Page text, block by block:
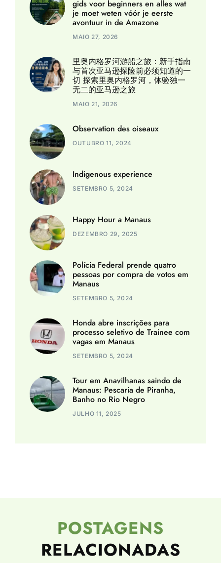
gids voor beginners en alles wat
je moet weten vóór je eerste
avontuur in de Amazone
MAIO 27, 2026
里奥内格罗河游船之旅：新手指南
与首次亚马逊探险前必须知道的一
切 探索里奥内格罗河，体验独一
无二的亚马逊之旅
MAIO 21, 2026
Observation des oiseaux
OUTUBRO 11, 2024
Indigenous experience
SETEMBRO 5, 2024
Happy Hour a Manaus
DEZEMBRO 29, 2025
Polícia Federal prende quatro
pessoas por compra de votos em
Manaus
SETEMBRO 5, 2024
Honda abre inscrições para
processo seletivo de Trainee com
vagas em Manaus
SETEMBRO 5, 2024
Tour em Anavilhanas saindo de
Manaus: Pescaria de Piranha,
Banho no Rio Negro
JULHO 11, 2025
POSTAGENS
RELACIONADAS